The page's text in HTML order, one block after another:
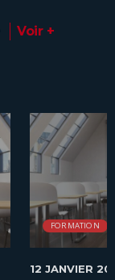
Voir +
FORMATION
12 JANVIER